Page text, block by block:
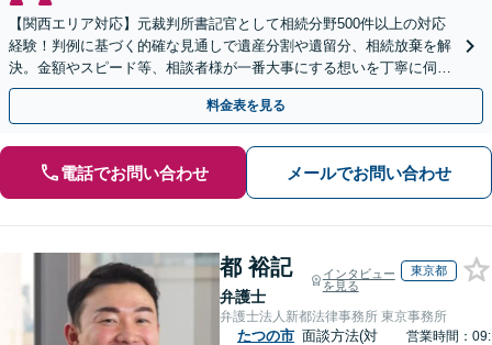
【関西エリア対応】元裁判所書記官として相続分野500件以上の対応
経験！判例に基づく的確な見通しで遺産分割や遺留分、相続放棄を解
決。金額やスピード等、相談者様が一番大事にする想いを丁寧に伺い
最善の解決策を提案【WEB面談可】
料金表を見る
電話でお問い合わせ メールでお問い合わせ
都 裕記
弁護士
インタビュー
を見る
東京都
弁護士法人新都法律事務所 東京事務所
たつの市 面談方法(対
営業時間：09: